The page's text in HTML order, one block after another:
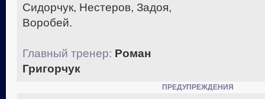
Сидорчук, Нестеров, Задоя,
Воробей.
Главный тренер: Роман
Григорчук
ПРЕДУПРЕЖДЕНИЯ